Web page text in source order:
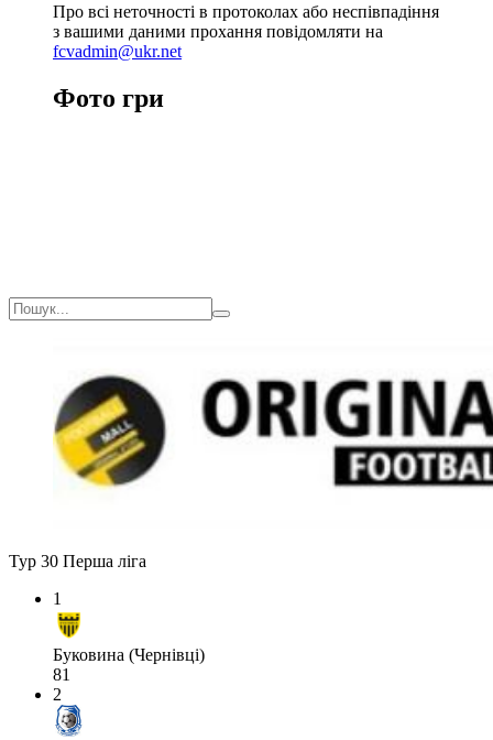
Про всі неточності в протоколах або неспівпадіння
з вашими даними прохання повідомляти на
fcvadmin@ukr.net
Фото гри
Тур 30 Перша ліга
1
Буковина (Чернівці)
81
2